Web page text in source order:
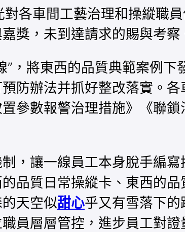
各車間工藝治理和操縱職
獎，未到達請求的賜與考察
，將東西的品質典範案例下
防辦法并抓好整改落實。
參數報警治理措施》《聯
，讓一線員工本身脫手編寫
品質日常操縱卡、東西的
天空似甜心乎又有雪落下
員層層管控，進步員工對